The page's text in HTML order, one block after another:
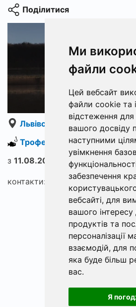
Ми
файли
Цей вебсайт
файли cookie та
відстеження
вашого досвіду
наступними
увімкнення
забезпечення
вебсайті, для
вашого
продуктів та
персоналізації
взаємодій, для
яка буде більш
вас.
Я
Поділитися
Львівська область
Трофейна Долина
з 11.08.2023 по13.08.2023
контакти: +380 (96) 022 67 36